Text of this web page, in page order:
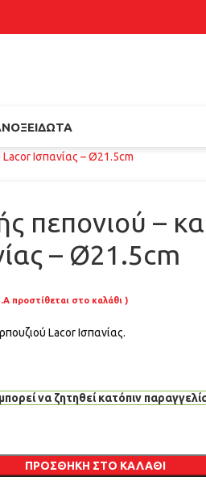
Ισπανίας – Ø21.5cm
πεπονιού –
– Ø21.5cm
προστίθεται στο καλάθι )
Lacor Ισπανίας.
να ζητηθεί κατόπιν
ΠΡΟΣΘΉΚΗ ΣΤΟ ΚΑΛΆΘΙ